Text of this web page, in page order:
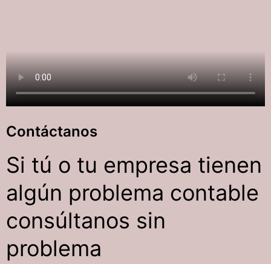
Contáctanos
Si tú o tu empresa tienen
algún problema contable
consúltanos sin
problema